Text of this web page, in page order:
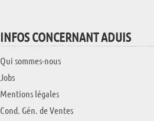
INFOS CONCERNANT ADUIS
Qui sommes-nous
Jobs
Mentions légales
Cond. Gén. de Ventes